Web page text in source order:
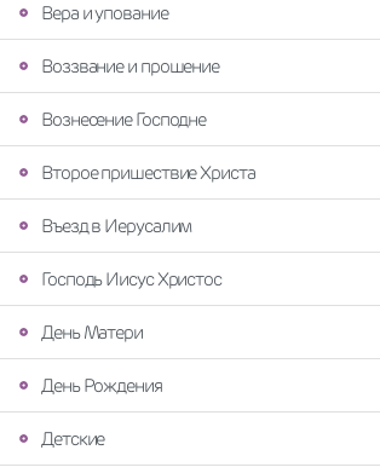
Вера и упование
Воззвание и прошение
Вознесение Господне
Второе пришествие Христа
Въезд в Иерусалим
Господь Иисус Христос
День Матери
День Рождения
Детские